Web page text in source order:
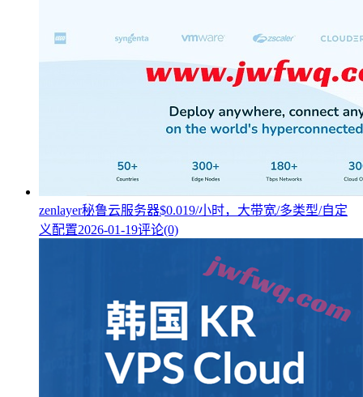
zenlayer秘鲁云服务器$0.019/小时，大带宽/多类型/自定
义配置2026-01-19评论(0)